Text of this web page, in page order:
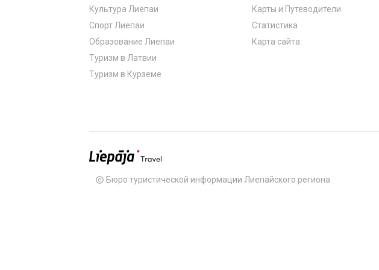
Культура Лиепаи
Спорт Лиепаи
Образование Лиепаи
Туризм в Латвии
Туризм в Курземе
Карты и Путеводители
Статистика
Карта сайта
copyright Бюро туристической информации Лиепайского региона